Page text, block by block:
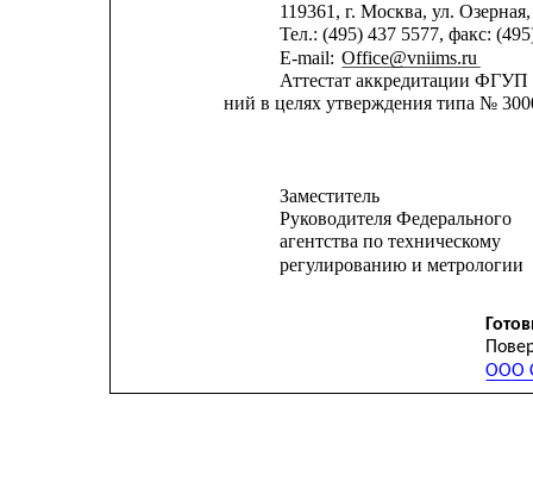
119361, г. Москва, ул.
Тел.: (495) 437 5577, факс:
E-mail: Office@vniims.ru
Аттестат аккредитации
ний в целях утверждения типа №
Заместитель
Руководителя Федерального
агентства по техническому
регулированию и метрологии
ООО